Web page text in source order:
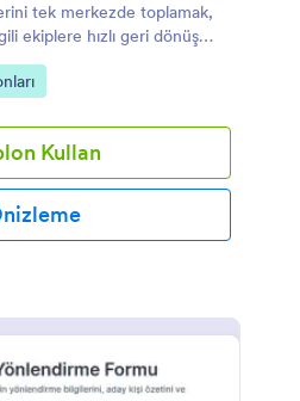
tek merkezde toplamak,
ekiplere hızlı geri dönüş
için pratik bir form
Kullan